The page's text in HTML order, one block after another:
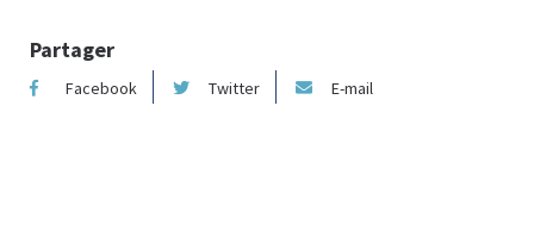
Partager
Facebook Twitter E-mail